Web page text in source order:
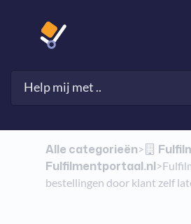
Alle categorieën​>​
Fulfilmentportaal.nl​>​
bestellingen door klant zelf